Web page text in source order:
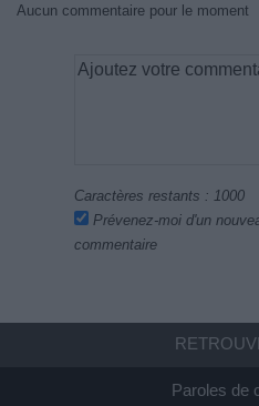
Aucun commentaire pour le moment
Caractères restants : 1000
Prévenez-moi d'un
commentaire
Paroles de